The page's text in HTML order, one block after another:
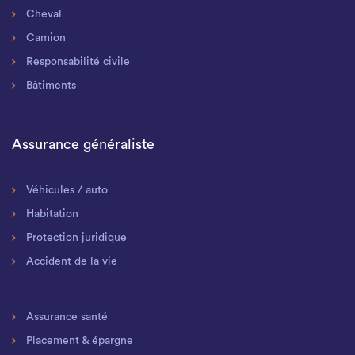
Cheval
Camion
Responsabilité civile
Bâtiments
Assurance généraliste
Véhicules / auto
Habitation
Protection juridique
Accident de la vie
Assurance santé
Placement & épargne